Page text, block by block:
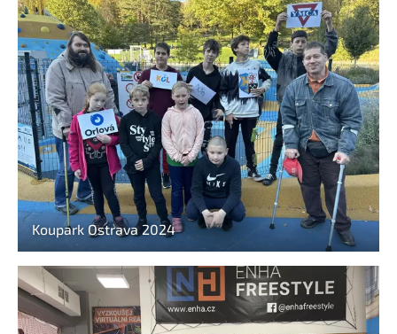
Koupark Ostrava 2024